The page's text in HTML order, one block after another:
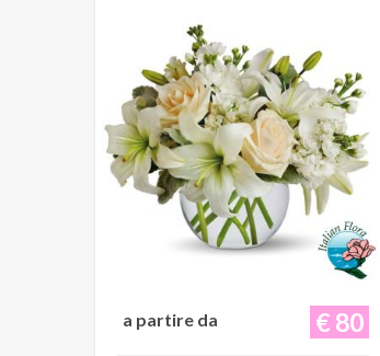
€ 80
a partire da